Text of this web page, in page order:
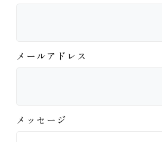
メールアドレス
メッセージ